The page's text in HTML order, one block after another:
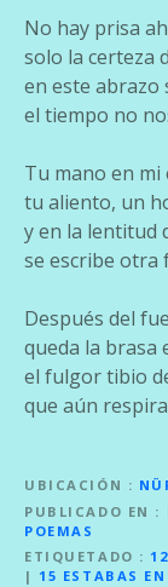
No hay prisa
solo la certeza
en este abrazo
el tiempo no
Tu mano en mi
tu aliento, un
y en la lentitud
se escribe otra
Después del
queda la brasa
el fulgor tibio
que aún
UBICACIÓN
PUBLICADO EN
POEMAS
ETIQUETADO
| 15 ESTABAS